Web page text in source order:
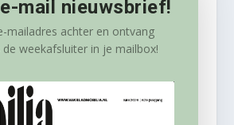
mail nieuwsbrief!
mailadres achter en ontvang
de weekafsluiter in je mailbox!